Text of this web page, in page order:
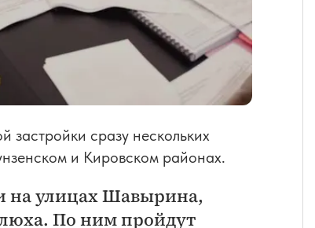
застройки сразу нескольких
и Кировском районах.
на улицах Шавырина,
По ним пройдут